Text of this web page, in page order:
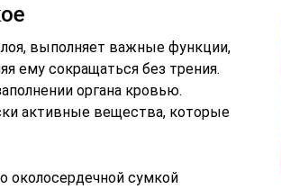
выполняет важные функции,
ему сокращаться без трения.
органа кровью.
активные вещества, которые
околосердечной сумкой